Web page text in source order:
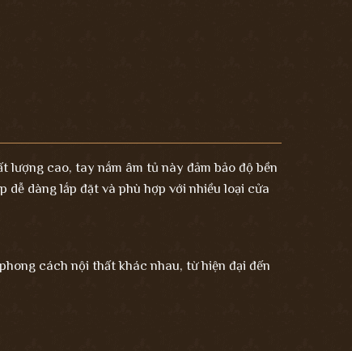
lượng cao, tay nắm âm tủ này đảm bảo độ bền
dàng lắp đặt và phù hợp với nhiều loại cửa
cách nội thất khác nhau, từ hiện đại đến